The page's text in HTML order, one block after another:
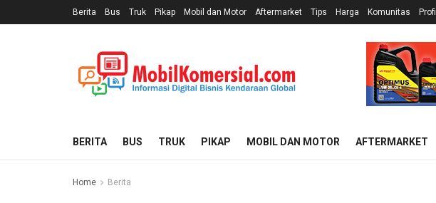
Berita Bus Truk Pikap Mobil dan Motor Aftermarket Tips Harga Komunitas Profil
BERITA BUS TRUK PIKAP MOBIL DAN MOTOR AFTERMARKET
Home Berita